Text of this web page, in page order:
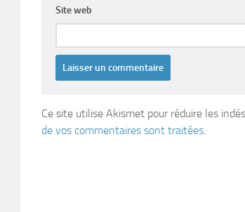
Site web
Ce site utilise Akismet pour réduire les
de vos commentaires sont traitées